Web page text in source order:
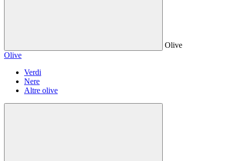
Olive
Olive
Verdi
Nere
Altre olive